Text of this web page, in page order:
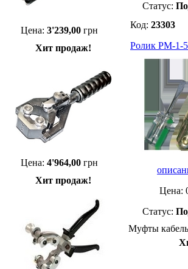
Цена: 3'239,00 грн
Хит продаж!
Цена: 4'964,00 грн
Хит продаж!
Статус:
Код: 23303
Ролик РМ-1-
Цена:
Статус:
Муфты